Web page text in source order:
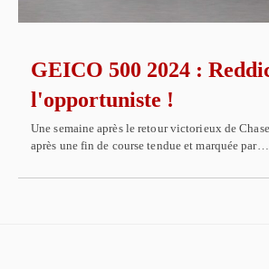
GEICO 500 2024 :
l'opportuniste !
Une semaine après le retour victorieux de
après une fin de course tendue et marquée par…